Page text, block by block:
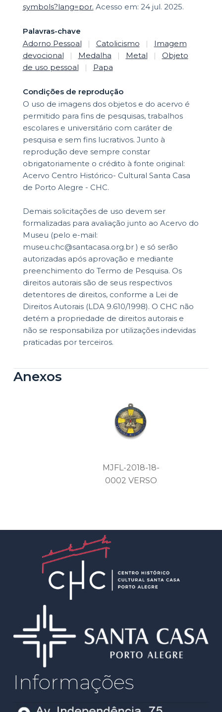
Anexos
MJFL-2018-18-
0002 VERSO
symbols?lang=por. Acesso em: 24 jul. 2025.
Palavras-chave
Adorno Pessoal
| Catolicismo |
Imagem
devocional
| Medalha | Metal |
Objeto
de uso pessoal
| Papa
Condições de reprodução
O uso de imagens dos objetos e do acervo é
permitido para fins de pesquisas, trabalhos
escolares e universitário com caráter de
pesquisa e sem fins lucrativos. Junto à
reprodução deve sempre constar
obrigatoriamente o crédito à fonte original:
Acervo Centro Histórico- Cultural Santa Casa
de Porto Alegre - CHC.
Demais solicitações de uso devem ser
formalizadas para avaliação junto ao Acervo do
Museu (pelo e-mail:
museu.chc@santacasa.org.br ) e só serão
autorizadas após aprovação e mediante
preenchimento do Termo de Pesquisa. Os
direitos autorais são de seus respectivos
detentores de direitos, conforme a Lei de
Direitos Autorais (LDA 9.610/1998). O CHC não
detém a propriedade de direitos autorais e
não se responsabiliza por utilizações indevidas
praticadas por terceiros.
Informações